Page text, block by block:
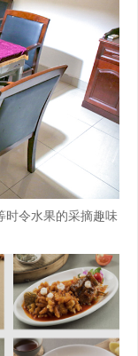
时令水果的采摘趣味